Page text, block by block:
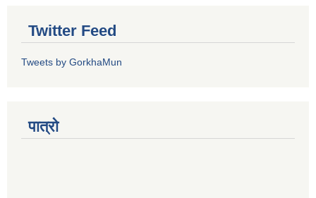
Twitter Feed
Tweets by GorkhaMun
पात्रो